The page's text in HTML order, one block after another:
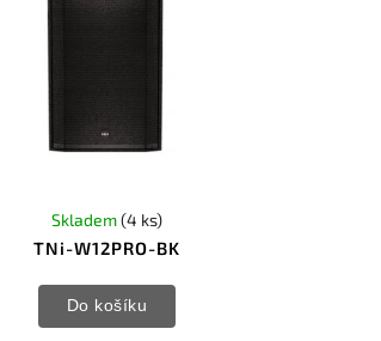
TNi-W12PRO-BK
Skladem(4 ks)
Do košíku